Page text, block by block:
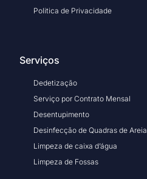
Politica de Privacidade
Serviços
Dedetização
Serviço por Contrato Mensal
Desentupimento
Desinfecção de Quadras de Areia
Limpeza de caixa d’água
Limpeza de Fossas